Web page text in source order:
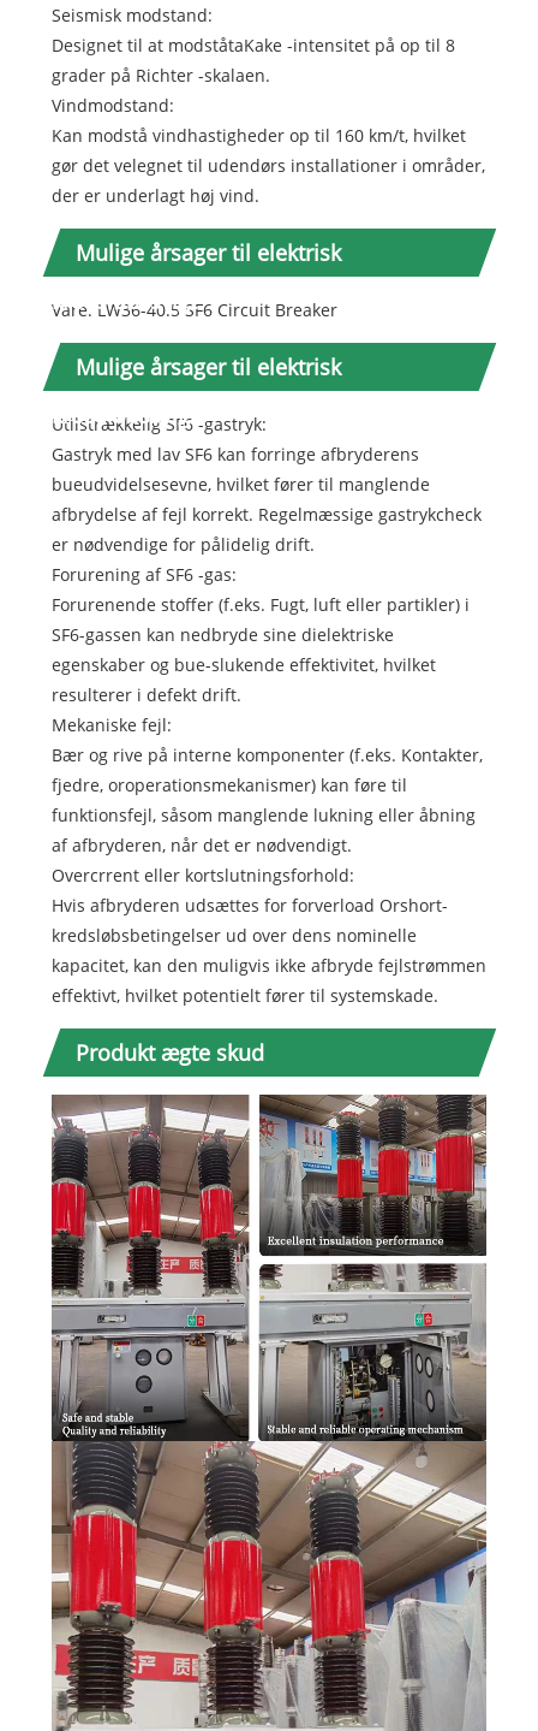
Seismisk modstand:
Designet til at modståtaKake -intensitet på op til 8
grader på Richter -skalaen.
Vindmodstand:
Kan modstå vindhastigheder op til 160 km/t, hvilket
gør det velegnet til udendørs installationer i områder,
der er underlagt høj vind.
Mulige årsager til elektrisk
kredsløbssvigt
Vare: LW36-40.5 SF6 Circuit Breaker
Mulige årsager til elektrisk
kredsløbssvigt:
Utilstrækkelig SF6 -gastryk:
Gastryk med lav SF6 kan forringe afbryderens
bueudvidelsesevne, hvilket fører til manglende
afbrydelse af fejl korrekt. Regelmæssige gastrykcheck
er nødvendige for pålidelig drift.
Forurening af SF6 -gas:
Forurenende stoffer (f.eks. Fugt, luft eller partikler) i
SF6-gassen kan nedbryde sine dielektriske
egenskaber og bue-slukende effektivitet, hvilket
resulterer i defekt drift.
Mekaniske fejl:
Bær og rive på interne komponenter (f.eks. Kontakter,
fjedre, oroperationsmekanismer) kan føre til
funktionsfejl, såsom manglende lukning eller åbning
af afbryderen, når det er nødvendigt.
Overcrrent eller kortslutningsforhold:
Hvis afbryderen udsættes for forverload Orshort-
kredsløbsbetingelser ud over dens nominelle
kapacitet, kan den muligvis ikke afbryde fejlstrømmen
effektivt, hvilket potentielt fører til systemskade.
Produkt ægte skud